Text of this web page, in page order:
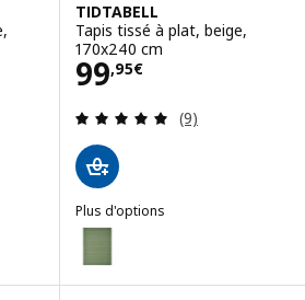
de 5 étoiles. Nombre total de
TIDTABELL
Tapis tissé à plat, beige,
170x240 cm
99,95€
Prix 99,95€
Révision: 4.9
(9)
Plus d'options
TIDTABELL
Option : TIDTABELL, Tapis